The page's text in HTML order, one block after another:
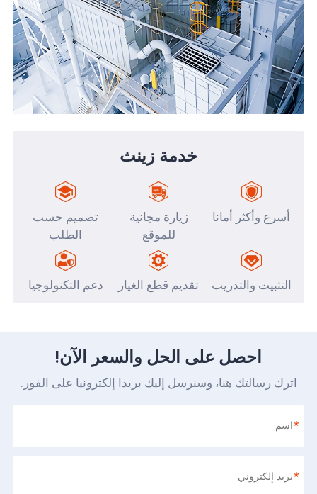
خدمة زينث
أسرع وأكثر أمانا
زيارة مجانية
للموقع
تصميم حسب
الطلب
التثبيت والتدريب تقديم قطع الغيار دعم التكنولوجيا
احصل على الحل والسعر الآن!
اترك رسالتك هنا، وسنرسل إليك بريدا إلكترونيا على الفور.
*
*